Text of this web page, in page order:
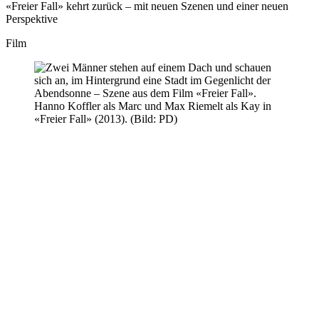
«Freier Fall» kehrt zurück – mit neuen Szenen und einer neuen
Perspektive
Film
Hanno Koffler als Marc und Max Riemelt als Kay in
«Freier Fall» (2013). (Bild: PD)